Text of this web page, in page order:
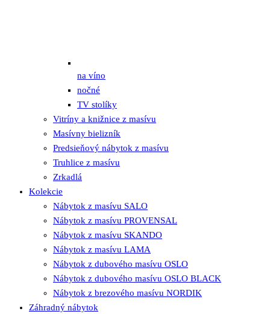
na víno
nočné
TV stolíky
Vitríny a knižnice z masívu
Masívny bielizník
Predsieňový nábytok z masívu
Truhlice z masívu
Zrkadlá
Kolekcie
Nábytok z masívu SALO
Nábytok z masívu PROVENSAL
Nábytok z masívu SKANDO
Nábytok z masívu LAMA
Nábytok z dubového masívu OSLO
Nábytok z dubového masívu OSLO BLACK
Nábytok z brezového masívu NORDIK
Záhradný nábytok